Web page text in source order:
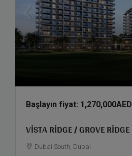
Başlayın fiyat: 1,270,000AED
VISTA RIDGE / GROVE RIDGE
Dubai South, Dubai